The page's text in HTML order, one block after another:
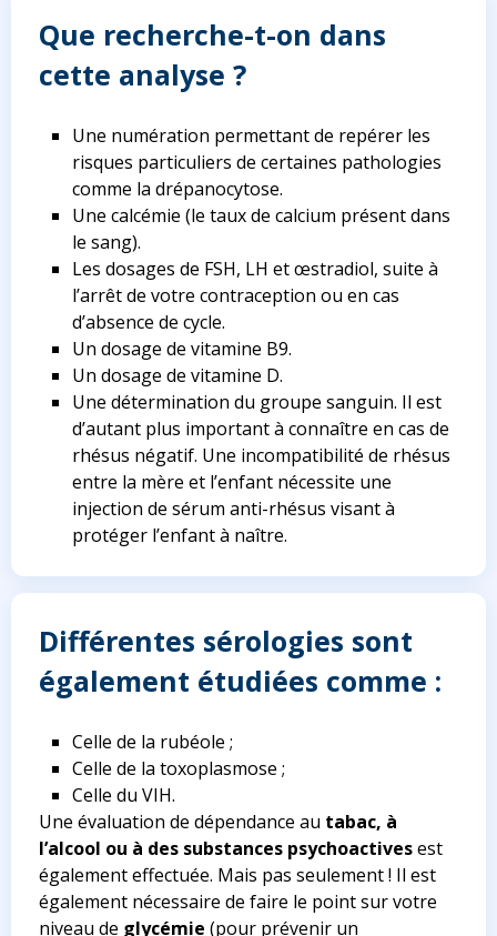
Que recherche-t-on dans
cette analyse ?
Une numération permettant de repérer les
risques particuliers de certaines pathologies
comme la drépanocytose.
Une calcémie (le taux de calcium présent dans
le sang).
Les dosages de FSH, LH et œstradiol, suite à
l’arrêt de votre contraception ou en cas
d’absence de cycle.
Un dosage de vitamine B9.
Un dosage de vitamine D.
Une détermination du groupe sanguin. Il est
d’autant plus important à connaître en cas de
rhésus négatif. Une incompatibilité de rhésus
entre la mère et l’enfant nécessite une
injection de sérum anti-rhésus visant à
protéger l’enfant à naître.
Différentes sérologies sont
également étudiées comme :
Celle de la rubéole ;
Celle de la toxoplasmose ;
Celle du VIH.
Une évaluation de dépendance au tabac, à
l’alcool ou à des substances psychoactivesest
également effectuée. Mais pas seulement ! Il est
également nécessaire de faire le point sur votre
niveau de glycémie (pour prévenir un